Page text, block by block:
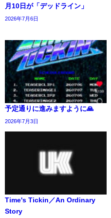
月10日が「デッドライン」
2026年7月6日
予定通りに進みますように🙏
2026年7月3日
Time's Tickin／An Ordinary
Story